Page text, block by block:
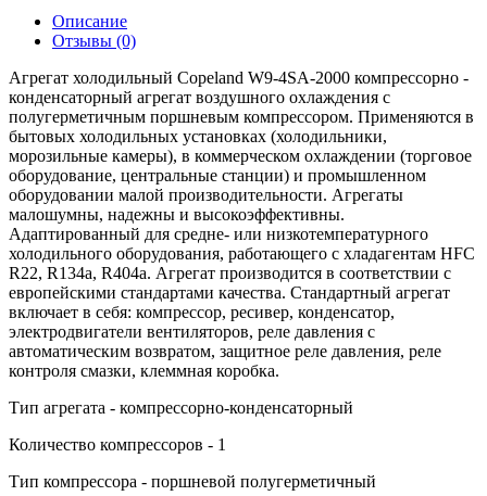
Описание
Отзывы (0)
Агрегат холодильный Copeland W9-4SA-2000 компрессорно -
конденсаторный агрегат воздушного охлаждения с
полугерметичным поршневым компрессором. Применяются в
бытовых холодильных установках (холодильники,
морозильные камеры), в коммерческом охлаждении (торговое
оборудование, центральные станции) и промышленном
оборудовании малой производительности. Агрегаты
малошумны, надежны и высокоэффективны.
Адаптированный для средне- или низкотемпературного
холодильного оборудования, работающего с хладагентам HFC
R22, R134a, R404a. Агрегат производится в соответствии с
европейскими стандартами качества. Стандартный агрегат
включает в себя: компрессор, ресивер, конденсатор,
электродвигатели вентиляторов, реле давления с
автоматическим возвратом, защитное реле давления, реле
контроля смазки, клеммная коробка.
Тип агрегата - компрессорно-конденсаторный
Количество компрессоров - 1
Тип компрессора - поршневой полугерметичный